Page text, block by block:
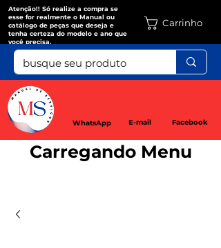
Atenção!! Só realize a compra se
esse for realmente o Manual ou
catálogo de peças que deseja e
tenha certeza do modelo e ano que
você precisa.
WhatsApp E-mail Facebook
Carrinho
Carregando Menu